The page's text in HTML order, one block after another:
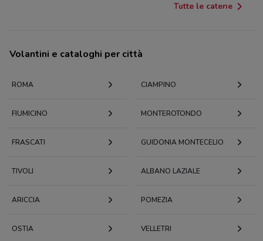
Tutte le catene
Volantini e cataloghi per città
ROMA CIAMPINO
FIUMICINO MONTEROTONDO
FRASCATI GUIDONIA MONTECELIO
TIVOLI ALBANO LAZIALE
ARICCIA POMEZIA
OSTIA VELLETRI